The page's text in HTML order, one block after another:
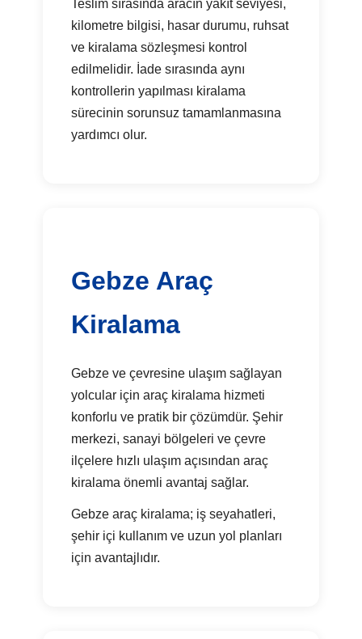
Teslim sırasında aracın yakıt seviyesi,
kilometre bilgisi, hasar durumu, ruhsat
ve kiralama sözleşmesi kontrol
edilmelidir. İade sırasında aynı
kontrollerin yapılması kiralama
sürecinin sorunsuz tamamlanmasına
yardımcı olur.
Gebze Araç
Kiralama
Gebze ve çevresine ulaşım sağlayan
yolcular için araç kiralama hizmeti
konforlu ve pratik bir çözümdür. Şehir
merkezi, sanayi bölgeleri ve çevre
ilçelere hızlı ulaşım açısından araç
kiralama önemli avantaj sağlar.
Gebze araç kiralama; iş seyahatleri,
şehir içi kullanım ve uzun yol planları
için avantajlıdır.